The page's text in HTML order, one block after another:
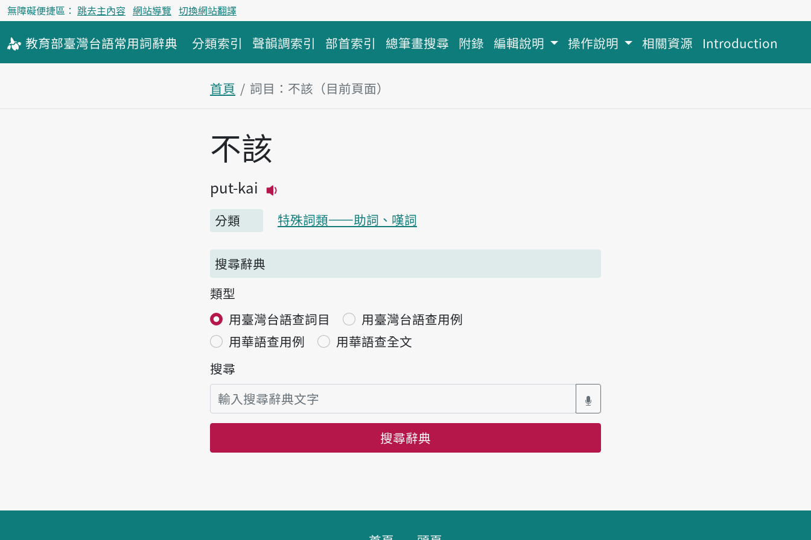
無障礙便捷區： 跳去主內容 網站導覽 切換網站翻譯
教育部臺灣台語常用詞辭典 分類索引 聲韻調索引 部首索引 總筆畫搜尋 附錄 編輯說明 操作說明 相關資源 Introduction
首頁 詞目：不該（目前頁面）
主內容區塊
不該
put-kai
分類
特殊詞類——助詞、嘆詞
搜尋辭典
類型
用臺灣台語查詞目
用臺灣台語查用例
用華語查用例
用華語查全文
搜尋
搜尋辭典